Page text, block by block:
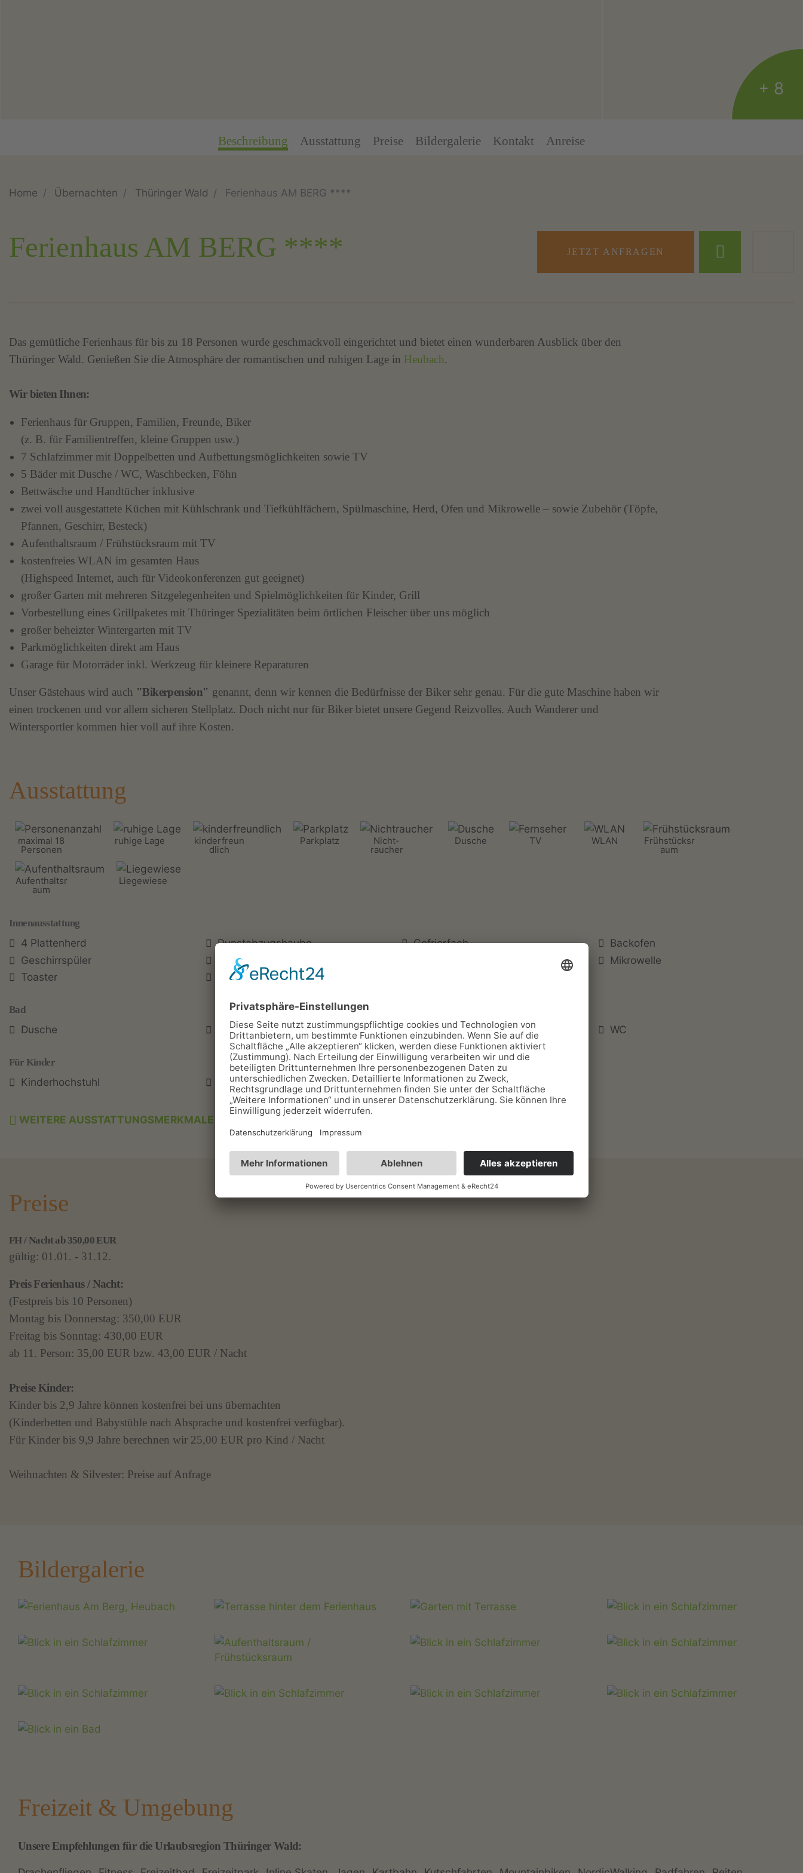
+ 8
Beschreibung Ausstattung Preise Bildergalerie Kontakt Anreise
Home Übernachten Thüringer Wald Ferienhaus AM BERG ****
Ferienhaus AM BERG **** JETZT ANFRAGEN
Das gemütliche Ferienhaus für bis zu 18 Personen wurde geschmackvoll eingerichtet und bietet einen wunderbaren Ausblick über den
Thüringer Wald. Genießen Sie die Atmosphäre der romantischen und ruhigen Lage in Heubach.
Wir bieten Ihnen:
Ferienhaus für Gruppen, Familien, Freunde, Biker
(z. B. für Familientreffen, kleine Gruppen usw.)
7 Schlafzimmer mit Doppelbetten und Aufbettungsmöglichkeiten sowie TV
5 Bäder mit Dusche / WC, Waschbecken, Föhn
Bettwäsche und Handtücher inklusive
zwei voll ausgestattete Küchen mit Kühlschrank und Tiefkühlfächern, Spülmaschine, Herd, Ofen und Mikrowelle – sowie Zubehör (Töpfe,
Pfannen, Geschirr, Besteck)
Aufenthaltsraum / Frühstücksraum mit TV
kostenfreies WLAN im gesamten Haus
(Highspeed Internet, auch für Videokonferenzen gut geeignet)
großer Garten mit mehreren Sitzgelegenheiten und Spielmöglichkeiten für Kinder, Grill
Vorbestellung eines Grillpaketes mit Thüringer Spezialitäten beim örtlichen Fleischer über uns möglich
großer beheizter Wintergarten mit TV
Parkmöglichkeiten direkt am Haus
Garage für Motorräder inkl. Werkzeug für kleinere Reparaturen
Unser Gästehaus wird auch "Bikerpension" genannt, denn wir kennen die Bedürfnisse der Biker sehr genau. Für die gute Maschine haben wir
einen trockenen und vor allem sicheren Stellplatz. Doch nicht nur für Biker bietet unsere Gegend Reizvolles. Auch Wanderer und
Wintersportler kommen hier voll auf ihre Kosten.
Ausstattung
maximal 18
Personen
ruhige Lage kinderfreun
dlich
Parkplatz Nicht-
raucher
Dusche TV WLAN Frühstücksr
aum
Aufenthaltsr
aum
Liegewiese
Innenausstattung
4 Plattenherd Dunstabzugshaube Gefrierfach
Backofen
Geschirrspüler
Kaffeemaschine
Mikrowelle
Toaster
Wasserkocher
Bad
Dusche Fön Handtücher WC
Für Kinder
Kinderhochstuhl Wickelauflage Kinder Betten
WEITERE AUSSTATTUNGSMERKMALE
Preise
FH / Nacht ab 350,00 EUR
gültig: 01.01. - 31.12.
Preis Ferienhaus / Nacht:
(Festpreis bis 10 Personen)
Montag bis Donnerstag: 350,00 EUR
Freitag bis Sonntag: 430,00 EUR
ab 11. Person: 35,00 EUR bzw. 43,00 EUR / Nacht
Preise Kinder:
Kinder bis 2,9 Jahre können kostenfrei bei uns übernachten
(Kinderbetten und Babystühle nach Absprache und kostenfrei verfügbar).
Für Kinder bis 9,9 Jahre berechnen wir 25,00 EUR pro Kind / Nacht
Weihnachten & Silvester: Preise auf Anfrage
Bildergalerie
Freizeit & Umgebung
Unsere Empfehlungen für die Urlaubsregion Thüringer Wald: